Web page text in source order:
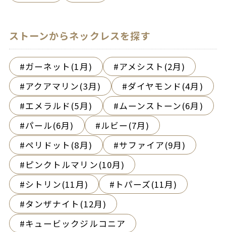
ストーンからネックレスを探す
ガーネット(1月)
アメシスト(2月)
アクアマリン(3月)
ダイヤモンド(4月)
エメラルド(5月)
ムーンストーン(6月)
パール(6月)
ルビー(7月)
ペリドット(8月)
サファイア(9月)
ピンクトルマリン(10月)
シトリン(11月)
トパーズ(11月)
タンザナイト(12月)
キュービックジルコニア